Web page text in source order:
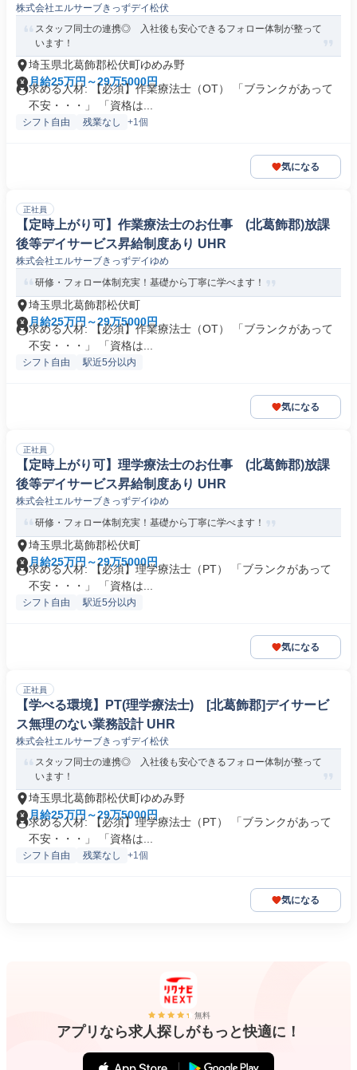
株式会社エルサーブきっずデイ松伏
スタッフ同士の連携◎ 入社後も安心できるフォロー体制が整って
います！
埼玉県北葛飾郡松伏町ゆめみ野
月給25万円～29万5000円
求める人材: 【必須】作業療法士（OT） 「ブランクがあって
不安・・・」 「資格は...
シフト自由 残業なし +1個
気になる
正社員
【定時上がり可】作業療法士のお仕事 (北葛飾郡)放課
後等デイサービス昇給制度あり UHR
株式会社エルサーブきっずデイゆめ
研修・フォロー体制充実！基礎から丁寧に学べます！
埼玉県北葛飾郡松伏町
月給25万円～29万5000円
求める人材: 【必須】作業療法士（OT） 「ブランクがあって
不安・・・」 「資格は...
シフト自由 駅近5分以内
気になる
正社員
【定時上がり可】理学療法士のお仕事 (北葛飾郡)放課
後等デイサービス昇給制度あり UHR
株式会社エルサーブきっずデイゆめ
研修・フォロー体制充実！基礎から丁寧に学べます！
埼玉県北葛飾郡松伏町
月給25万円～29万5000円
求める人材: 【必須】理学療法士（PT） 「ブランクがあって
不安・・・」 「資格は...
シフト自由 駅近5分以内
気になる
正社員
【学べる環境】PT(理学療法士) [北葛飾郡]デイサービ
ス無理のない業務設計 UHR
株式会社エルサーブきっずデイ松伏
スタッフ同士の連携◎ 入社後も安心できるフォロー体制が整って
います！
埼玉県北葛飾郡松伏町ゆめみ野
月給25万円～29万5000円
求める人材: 【必須】理学療法士（PT） 「ブランクがあって
不安・・・」 「資格は...
シフト自由 残業なし +1個
気になる
無料
アプリなら求人探しがもっと快適に！